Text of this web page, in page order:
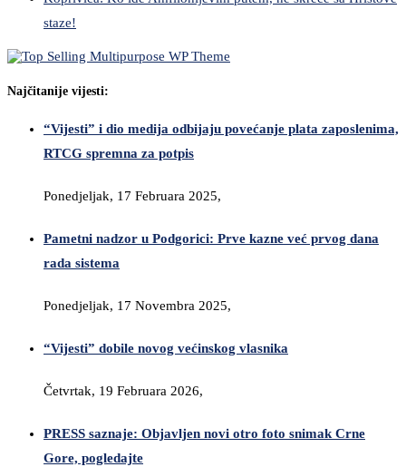
staze!
Najčitanije vijesti:
“Vijesti” i dio medija odbijaju povećanje plata zaposlenima,
RTCG spremna za potpis
Ponedjeljak, 17 Februara 2025,
Pametni nadzor u Podgorici: Prve kazne već prvog dana
rada sistema
Ponedjeljak, 17 Novembra 2025,
“Vijesti” dobile novog većinskog vlasnika
Četvrtak, 19 Februara 2026,
PRESS saznaje: Objavljen novi otro foto snimak Crne
Gore, pogledajte